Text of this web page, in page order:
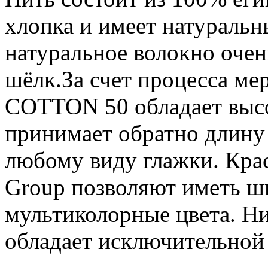
хлопка и имеет
натуральное волокно
шёлк.За счет процесса
COTTON 50 обладает
принимает обратно
любому виду глажки.
Group позволяют иметь
мультиколорные цвета.
обладает